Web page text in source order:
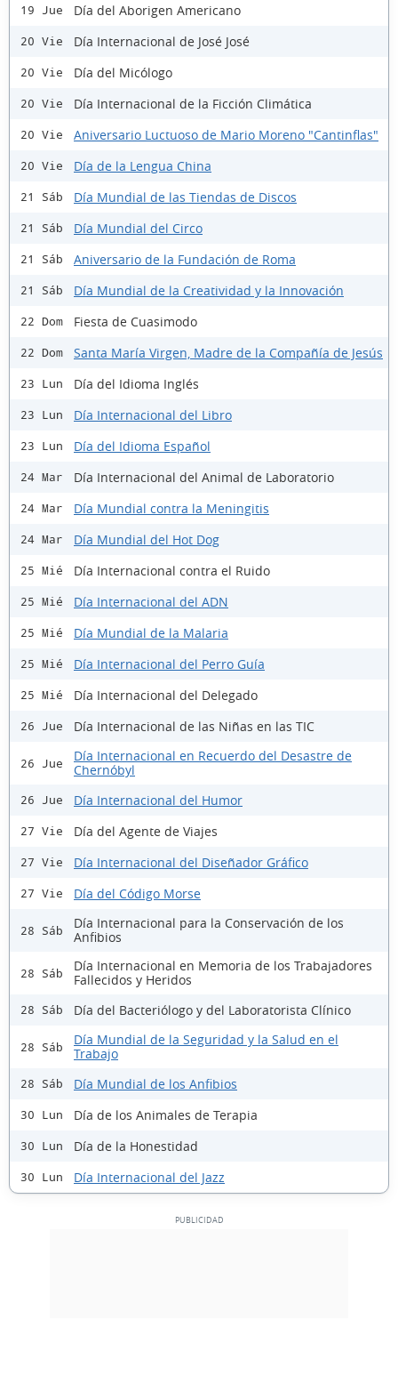
19 Jue Día del Aborigen Americano
20 Vie Día Internacional de José José
20 Vie Día del Micólogo
20 Vie Día Internacional de la Ficción Climática
20 Vie Aniversario Luctuoso de Mario Moreno "Cantinflas"
20 Vie Día de la Lengua China
21 Sáb Día Mundial de las Tiendas de Discos
21 Sáb Día Mundial del Circo
21 Sáb Aniversario de la Fundación de Roma
21 Sáb Día Mundial de la Creatividad y la Innovación
22 Dom Fiesta de Cuasimodo
22 Dom Santa María Virgen, Madre de la Compañía de Jesús
23 Lun Día del Idioma Inglés
23 Lun Día Internacional del Libro
23 Lun Día del Idioma Español
24 Mar Día Internacional del Animal de Laboratorio
24 Mar Día Mundial contra la Meningitis
24 Mar Día Mundial del Hot Dog
25 Mié Día Internacional contra el Ruido
25 Mié Día Internacional del ADN
25 Mié Día Mundial de la Malaria
25 Mié Día Internacional del Perro Guía
25 Mié Día Internacional del Delegado
26 Jue Día Internacional de las Niñas en las TIC
26 Jue
Día Internacional en Recuerdo del Desastre de
Chernóbyl
26 Jue Día Internacional del Humor
27 Vie Día del Agente de Viajes
27 Vie Día Internacional del Diseñador Gráfico
27 Vie Día del Código Morse
28 Sáb
Día Internacional para la Conservación de los
Anfibios
28 Sáb
Día Internacional en Memoria de los Trabajadores
Fallecidos y Heridos
28 Sáb Día del Bacteriólogo y del Laboratorista Clínico
28 Sáb
Día Mundial de la Seguridad y la Salud en el
Trabajo
28 Sáb Día Mundial de los Anfibios
30 Lun Día de los Animales de Terapia
30 Lun Día de la Honestidad
30 Lun Día Internacional del Jazz